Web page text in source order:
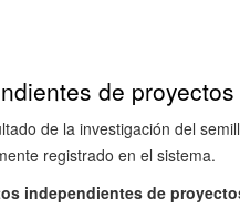
de proyectos
de la investigación del
registrado en el sistema.
independientes de